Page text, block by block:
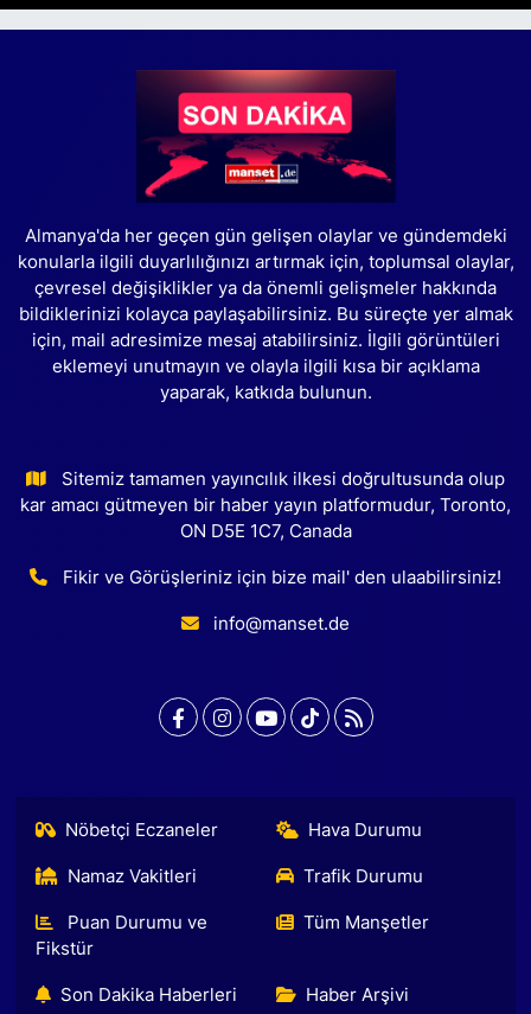
Almanya'da her geçen gün gelişen olaylar ve gündemdeki
konularla ilgili duyarlılığınızı artırmak için, toplumsal olaylar,
çevresel değişiklikler ya da önemli gelişmeler hakkında
bildiklerinizi kolayca paylaşabilirsiniz. Bu süreçte yer almak
için, mail adresimize mesaj atabilirsiniz. İlgili görüntüleri
eklemeyi unutmayın ve olayla ilgili kısa bir açıklama
yaparak, katkıda bulunun.
Sitemiz tamamen yayıncılık ilkesi doğrultusunda olup
kar amacı gütmeyen bir haber yayın platformudur, Toronto,
ON D5E 1C7, Canada
Fikir ve Görüşleriniz için bize mail' den ulaabilirsiniz!
info@manset.de
Nöbetçi Eczaneler Hava Durumu
Namaz Vakitleri Trafik Durumu
Puan Durumu ve
Fikstür
Tüm Manşetler
Son Dakika Haberleri Haber Arşivi